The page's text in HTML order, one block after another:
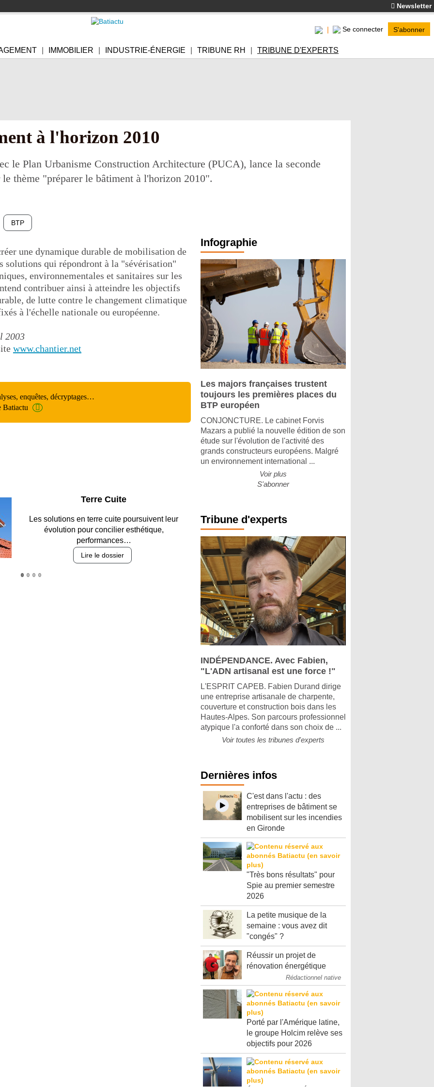
Newsletter
Se connecter S'abonner
IMMOBILIER INDUSTRIE-ÉNERGIE TRIBUNE RH TRIBUNE D'EXPERTS
à l'horizon 2010
le Plan Urbanisme Construction Architecture (PUCA), lance la seconde
thème "préparer le bâtiment à l'horizon 2010".
BTP
une dynamique durable de mobilisation de
solutions qui répondront à la "sévérisation"
environnementales et sanitaires sur les
contribuer ainsi à atteindre les objectifs
de lutte contre le changement climatique
à l'échelle nationale ou européenne.
2003
www.chantier.net
enquêtes, décryptages…
Batiactu
Parking et garages
Entre circulation, sécurisation des accès,
durabilité des revêtements et intégration…
Lire le dossier
Infographie
Les majors françaises trustent
toujours les premières places du
BTP européen
CONJONCTURE. Le cabinet Forvis
Mazars a publié la nouvelle édition de son
étude sur l'évolution de l'activité des
grands constructeurs européens. Malgré
un environnement international ...
Voir plus
S'abonner
Tribune d'experts
INDÉPENDANCE. Avec Fabien,
"L'ADN artisanal est une force !"
L'ESPRIT CAPEB. Fabien Durand dirige
une entreprise artisanale de charpente,
couverture et construction bois dans les
Hautes-Alpes. Son parcours professionnel
atypique l'a conforté dans son choix de ...
Voir toutes les tribunes d'experts
Dernières infos
C'est dans l'actu : des
entreprises de bâtiment se
mobilisent sur les incendies
en Gironde
"Très bons résultats" pour
Spie au premier semestre
2026
La petite musique de la
semaine : vous avez dit
"congés" ?
Réussir un projet de
rénovation énergétique
Rédactionnel native
Porté par l'Amérique latine,
le groupe Holcim relève ses
objectifs pour 2026